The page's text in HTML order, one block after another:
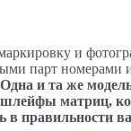
и
парт номерами
Одна и та же
шлейфы матриц,
в правильности